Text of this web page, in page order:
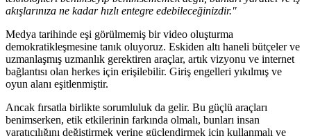
akışlarınıza ne kadar hızlı entegre edebileceğinizdir."
Medya tarihinde eşi görülmemiş bir video oluşturma
demokratikleşmesine tanık oluyoruz. Eskiden altı haneli bütçeler ve
uzmanlaşmış uzmanlık gerektiren araçlar, artık vizyonu ve internet
bağlantısı olan herkes için erişilebilir. Giriş engelleri yıkılmış ve
oyun alanı eşitlenmiştir.
Ancak fırsatla birlikte sorumluluk da gelir. Bu güçlü araçları
benimserken, etik etkilerinin farkında olmalı, bunları insan
yaratıcılığını değiştirmek yerine güçlendirmek için kullanmalı ve